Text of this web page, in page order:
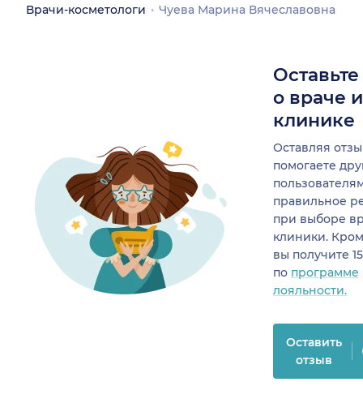
Врачи-косметологи
Чуева Марина Вячеславовна
о враче
клинике
Оставляя
помогаете
правильное
при выборе
клиники.
вы получите
по программе
лояльности.
Оставить
отзыв